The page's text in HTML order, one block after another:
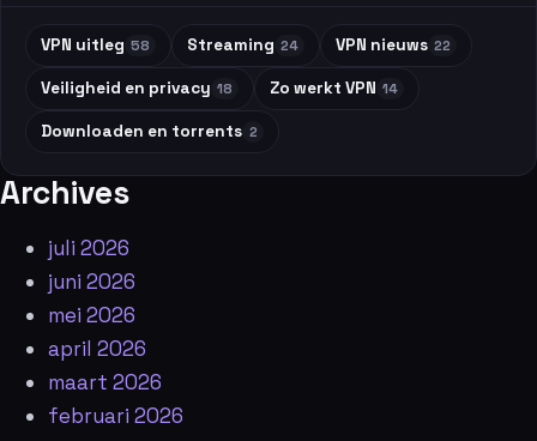
VPN uitleg 58 Streaming 24 VPN nieuws 22
Veiligheid en privacy 18 Zo werkt VPN 14
Downloaden en torrents 2
Archives
juli 2026
juni 2026
mei 2026
april 2026
maart 2026
februari 2026